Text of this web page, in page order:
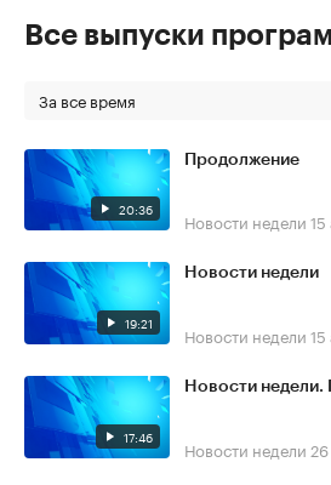
Все выпуски
За все время
20:36
Продолжение
Новости недели
19:21
Новости недели
Новости недели
17:46
Новости
Новости недели